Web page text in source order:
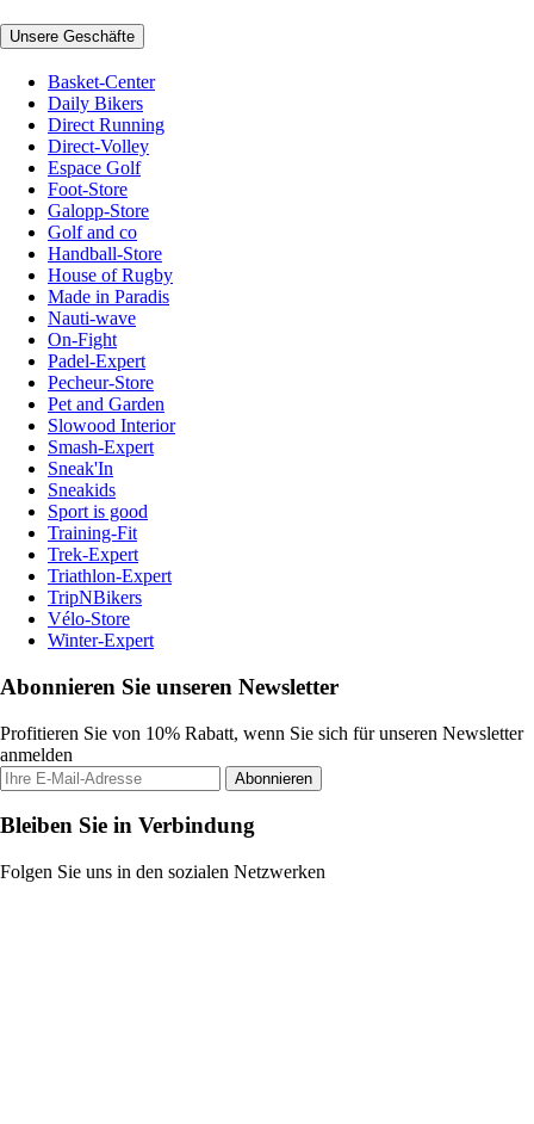
Unsere Geschäfte
Basket-Center
Daily Bikers
Direct Running
Direct-Volley
Espace Golf
Foot-Store
Galopp-Store
Golf and co
Handball-Store
House of Rugby
Made in Paradis
Nauti-wave
On-Fight
Padel-Expert
Pecheur-Store
Pet and Garden
Slowood Interior
Smash-Expert
Sneak'In
Sneakids
Sport is good
Training-Fit
Trek-Expert
Triathlon-Expert
TripNBikers
Vélo-Store
Winter-Expert
Abonnieren Sie unseren Newsletter
Profitieren Sie von 10% Rabatt, wenn Sie sich für unseren Newsletter
anmelden
Abonnieren
Bleiben Sie in Verbindung
Folgen Sie uns in den sozialen Netzwerken